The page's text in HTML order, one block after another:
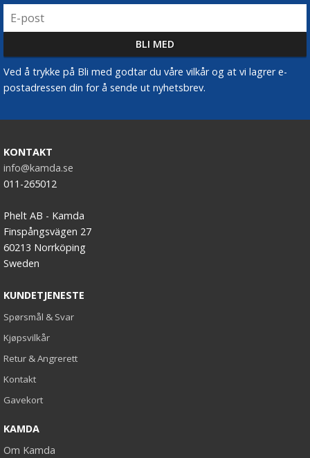
Ved å trykke på Bli med godtar du våre vilkår og at vi lagrer e-
postadressen din for å sende ut nyhetsbrev.
KONTAKT
info@kamda.se
011-265012
Phelt AB - Kamda
Finspångsvägen 27
60213 Norrköping
Sweden
KUNDETJENESTE
Spørsmål & Svar
Kjøpsvilkår
Retur & Angrerett
Kontakt
Gavekort
KAMDA
Om Kamda